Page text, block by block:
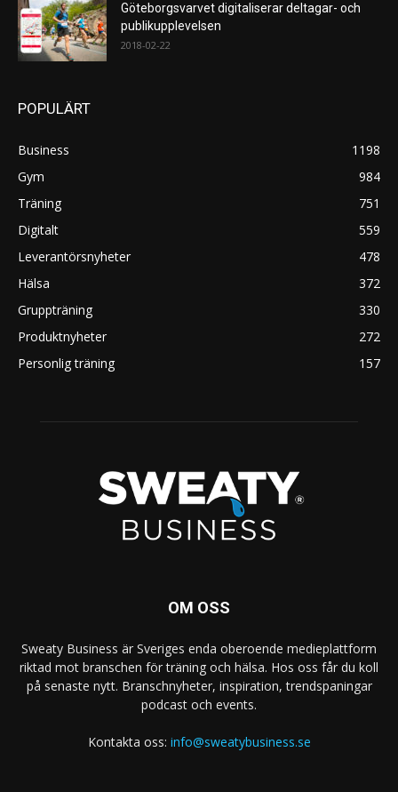
Göteborgsvarvet digitaliserar deltagar- och
publikupplevelsen
2018-02-22
POPULÄRT
Business
1198
Gym
984
Träning
751
Digitalt
559
Leverantörsnyheter
478
Hälsa
372
Gruppträning
330
Produktnyheter
272
Personlig träning
157
OM OSS
Sweaty Business är Sveriges enda oberoende medieplattform
riktad mot branschen för träning och hälsa. Hos oss får du koll
på senaste nytt. Branschnyheter, inspiration, trendspaningar
podcast och events.
Kontakta oss: info@sweatybusiness.se